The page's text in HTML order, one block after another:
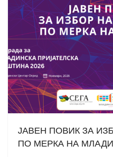
ЈАВЕН ПОВИК ЗА
ПО МЕРКА НА